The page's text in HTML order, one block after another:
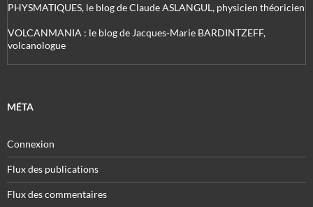
PHYSMATIQUES, le blog de Claude ASLANGUL, physicien théoricien
VOLCANMANIA : le blog de Jacques-Marie BARDINTZEFF,
volcanologue
MÉTA
Connexion
Flux des publications
Flux des commentaires